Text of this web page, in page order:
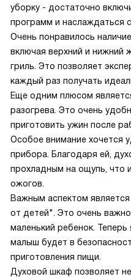
уборку - достаточно
программ и наслаждаться
Очень понравилось
включая верхний и нижний
гриль. Это позволяет
каждый раз получать
Еще одним плюсом
разогрева. Это очень
приготовить ужин после
Особое внимание хочется
прибора. Благодаря ей,
прохладным на ощупь, что
ожогов.
Важным аспектом
от детей". Это очень
маленький ребенок.
малыш будет в
приготовления пищи.
Духовой шкаф позволяет